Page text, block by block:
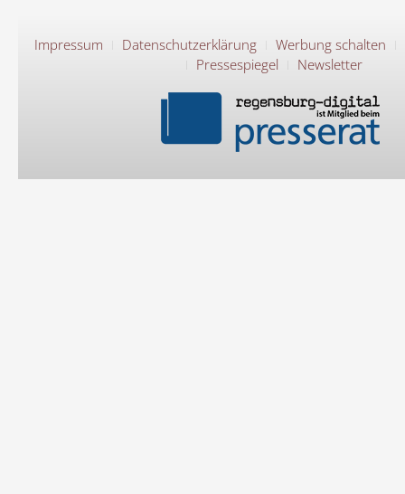
Impressum Datenschutzerklärung
Werbung schalten
Pressespiegel
Newsletter